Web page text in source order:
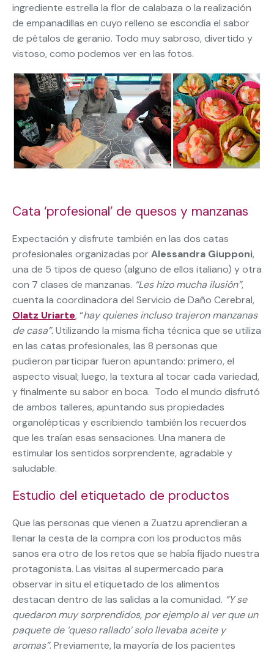
ingrediente estrella la flor de calabaza o la realización
de empanadillas en cuyo relleno se escondía el sabor
de pétalos de geranio. Todo muy sabroso, divertido y
vistoso, como podemos ver en las fotos.
Cata ‘profesional’ de quesos y manzanas
Expectación y disfrute también en las dos catas
profesionales organizadas porAlessandra Giupponi,
una de 5 tipos de queso (alguno de ellos italiano) y otra
con 7 clases de manzanas. “Les hizo mucha ilusión”,
cuenta la coordinadora del Servicio de Daño Cerebral,
Olatz Uriarte, “hay quienes incluso trajeron manzanas
de casa”.Utilizando la misma ficha técnica que se utiliza
en las catas profesionales, las 8 personas que
pudieron participar fueron apuntando: primero, el
aspecto visual; luego, la textura al tocar cada variedad,
y finalmente su sabor en boca. Todo el mundo disfrutó
de ambos talleres, apuntando sus propiedades
organolépticas y escribiendo también los recuerdos
que les traían esas sensaciones. Una manera de
estimular los sentidos sorprendente, agradable y
saludable.
Estudio del etiquetado de productos
Que las personas que vienen a Zuatzu aprendieran a
llenar la cesta de la compra con los productos más
sanos era otro de los retos que se había fijado nuestra
protagonista. Las visitas al supermercado para
observar in situ el etiquetado de los alimentos
destacan dentro de las salidas a la comunidad. “Y se
quedaron muy sorprendidos, por ejemplo al ver que un
paquete de ‘queso rallado’ solo llevaba aceite y
aromas”. Previamente, la mayoría de los pacientes